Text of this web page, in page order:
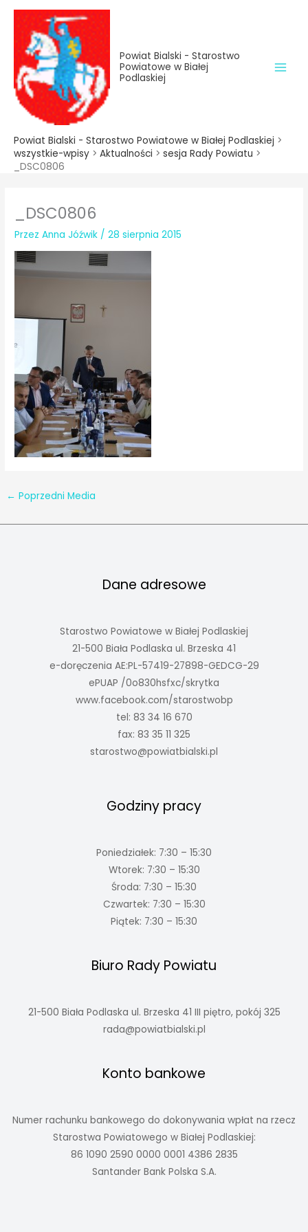
treści
Przejdź
treści
Powiat Bialski - Starostwo
Powiatowe w Białej
Podlaskiej
Powiat Bialski - Starostwo Powiatowe w Białej Podlaskiej >
wszystkie-wpisy > Aktualności > sesja Rady Powiatu >
_DSC0806
_DSC0806
PrzezAnna Jóźwik /28 sierpnia 2015
← Poprzedni Media
Dane adresowe
Starostwo Powiatowe w Białej Podlaskiej
21-500 Biała Podlaska ul. Brzeska 41
e-doręczenia AE:PL-57419-27898-GEDCG-29
ePUAP /0o830hsfxc/skrytka
www.facebook.com/starostwobp
tel: 83 34 16 670
fax: 83 35 11 325
starostwo@powiatbialski.pl
Godziny pracy
Poniedziałek: 7:30 – 15:30
Wtorek: 7:30 – 15:30
Środa: 7:30 – 15:30
Czwartek: 7:30 – 15:30
Piątek: 7:30 – 15:30
Biuro Rady Powiatu
21-500 Biała Podlaska ul. Brzeska 41 III piętro, pokój 325
rada@powiatbialski.pl
Konto bankowe
Numer rachunku bankowego do dokonywania wpłat na rzecz
Starostwa Powiatowego w Białej Podlaskiej:
86 1090 2590 0000 0001 4386 2835
Santander Bank Polska S.A.